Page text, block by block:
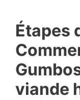
Étapes
viande